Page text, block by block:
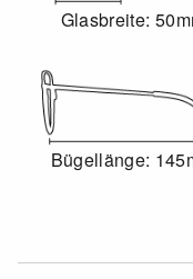
Glasbreite:
Bügellänge: